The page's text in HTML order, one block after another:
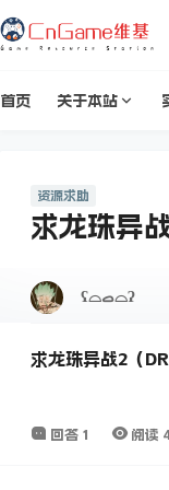
首页 关于本站
资源求助
求龙珠异
ʕ⌓ࡇ⌓ʔ
求龙珠异战2（
回答 1 阅读